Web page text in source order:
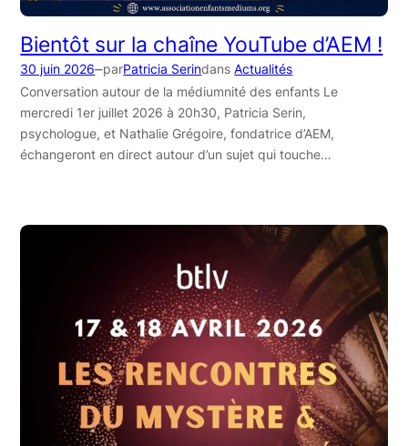
Bientôt sur la chaîne YouTube d’AEM !
30 juin 2026–parPatricia SerindansActualités
Conversation autour de la médiumnité des enfants Le
mercredi 1er juillet 2026 à 20h30, Patricia Serin,
psychologue, et Nathalie Grégoire, fondatrice d’AEM,
échangeront en direct autour d’un sujet qui touche…